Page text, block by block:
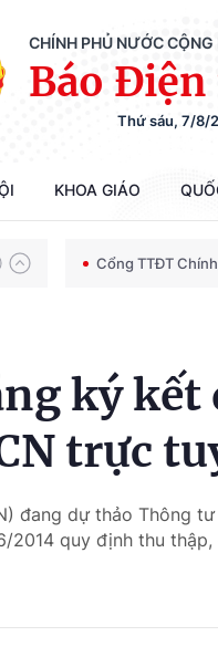
CHÍNH PHỦ NƯỚC
Báo
Thứ sáu, 7/8/
KHOA GIÁO
Cổng TTĐT
ký kết
trực
đang dự thảo Thông
2014 quy định thu